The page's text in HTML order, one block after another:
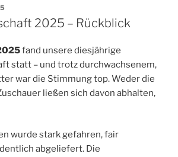
2025 – Rückblick
fand unsere diesjährige
statt – und trotz durchwachsenem,
war die Stimmung top. Weder die
ließen sich davon abhalten,
wurde stark gefahren, fair
abgeliefert. Die